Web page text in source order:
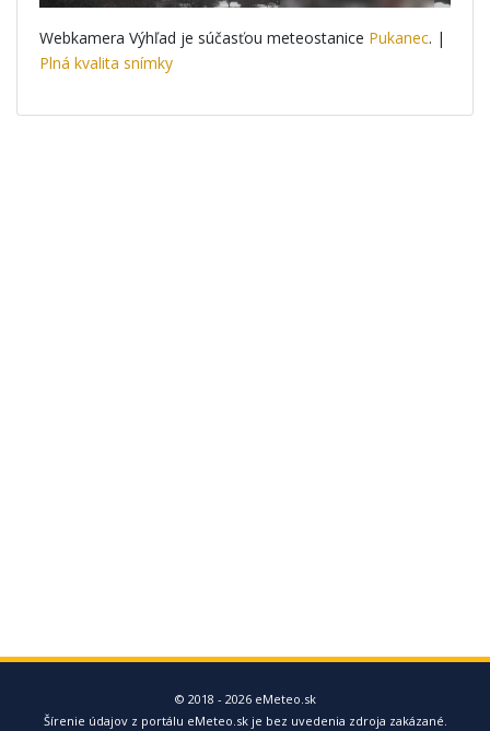
Webkamera Výhľad je súčasťou meteostanice Pukanec. |
Plná kvalita snímky
© 2018 - 2026 eMeteo.sk
Šírenie údajov z portálu eMeteo.sk je bez uvedenia zdroja zakázané.